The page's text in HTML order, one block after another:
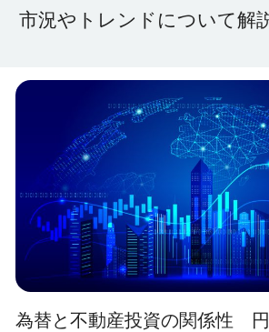
市況やトレンドについて解
為替と不動産投資の関係性